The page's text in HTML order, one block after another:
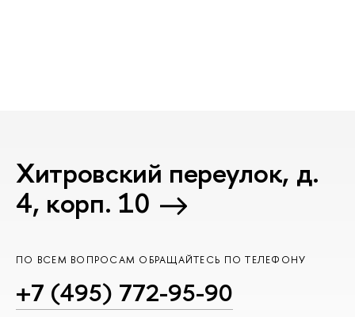
Хитровский переулок, д.
4, корп. 10
ПО ВСЕМ ВОПРОСАМ ОБРАЩАЙТЕСЬ ПО ТЕЛЕФОНУ
+7 (495) 772-95-90